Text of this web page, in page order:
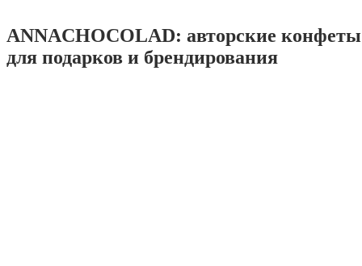
ANNACHOCOLAD: авторские
для подарков и брендирования